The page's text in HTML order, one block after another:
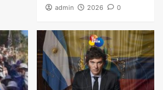
admin 2026 0